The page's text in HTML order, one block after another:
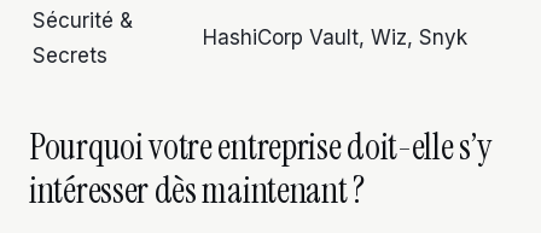
Sécurité &
Secrets
HashiCorp Vault, Wiz, Snyk
Pourquoi votre entreprise doit-elle s’y
intéresser dès maintenant ?